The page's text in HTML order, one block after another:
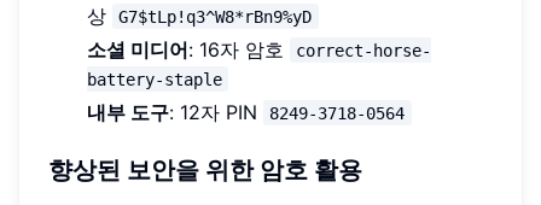
상
G7$tLp!q3^W8*rBn9%yD
소셜 미디어: 16자 암호
correct-horse-
battery-staple
내부 도구: 12자 PIN 8249-3718-0564
향상된 보안을 위한 암호 활용